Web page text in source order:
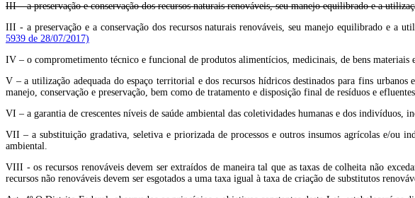
III – a preservação e conservação dos recursos naturais renováveis, seu manejo equilibrado e a
III - a preservação e a conservação dos recursos naturais renováveis, seu manejo equilibrado e a
5939 de 28/07/2017)
IV – o comprometimento técnico e funcional de produtos alimentícios, medicinais, de bens materiais
V – a utilização adequada do espaço territorial e dos recursos hídricos destinados para fins
manejo, conservação e preservação, bem como de tratamento e disposição final de resíduos e
VI – a garantia de crescentes níveis de saúde ambiental das coletividades humanas e dos
VII – a substituição gradativa, seletiva e priorizada de processos e outros insumos agrícolas e/ou
ambiental.
VIII - os recursos renováveis devem ser extraídos de maneira tal que as taxas de colheita não
recursos não renováveis devem ser esgotados a uma taxa igual à taxa de criação de substitutos